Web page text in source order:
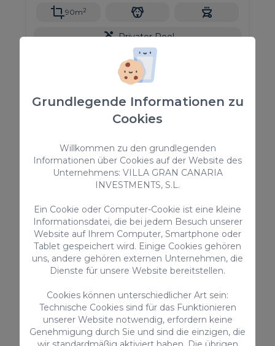
90m2
Privater Pool
/ Nacht
2 in PAR 4
Par 4 Villa 2 ist eine wunderschöne 2-
Gäste beherbergen kann. Es befindet sich im
Naturgebiet des Salobre Golf Resort im Süden von
Gran Canaria.
4 2 2
90m
Grundlegende Informationen zu
Cookies
Willkommen zu den grundlegenden
Informationen über Cookies auf der Website des
Unternehmens: VILLA GRAN CANARIA
INVESTMENTS, S.L.
Ein Cookie oder Computer-Cookie ist eine kleine
Informationsdatei, die bei jedem Besuch unserer
Website auf Ihrem Computer, Smartphone oder
Tablet gespeichert wird. Einige Cookies gehören
uns, andere gehören externen Unternehmen, die
Dienste für unsere Website bereitstellen.
Cookies können unterschiedlicher Art sein:
Technische Cookies sind für das Funktionieren
unserer Website notwendig, erfordern keine
Genehmigung durch Sie und sind die einzigen, die